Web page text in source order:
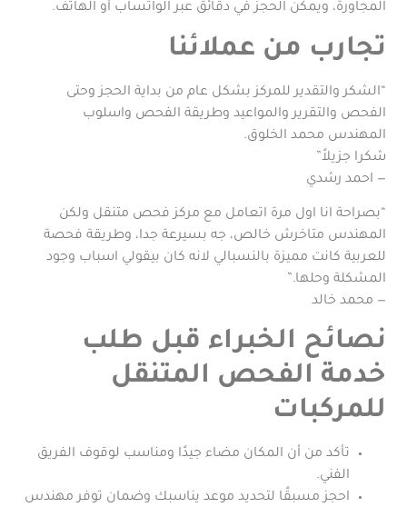
المجاورة، ويمكن الحجز في دقائق عبر الواتساب أو الهاتف.
تجارب من عملائنا
“الشكر والتقدير للمركز بشكل عام من بداية الحجز وحتى
الفحص والتقرير والمواعيد وطريقة الفحص واسلوب
المهندس محمد الخلوق.
شكرا جزيلاً”
— احمد رشدي
“بصراحة انا اول مرة اتعامل مع مركز فحص متنقل ولكن
المهندس متاخرش خالص، جه بسيرعة جدا، وطريقة فحصة
للعربية كانت مميزة بالنسبالي لانه كان بيقولي اسباب وجود
المشكلة وحلها.”
— محمد خالد
نصائح الخبراء قبل طلب
خدمة الفحص المتنقل
للمركبات
تأكد من أن المكان مضاء جيدًا ومناسب لوقوف الفريق
الفني.
احجز مسبقًا لتحديد موعد يناسبك وضمان توفر مهندس